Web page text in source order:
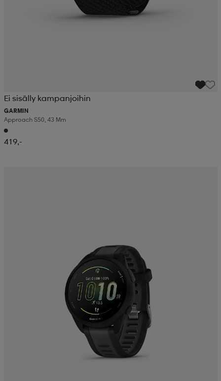
Ei sisälly kampanjoihin
GARMIN
Approach S50, 43 Mm
419,-